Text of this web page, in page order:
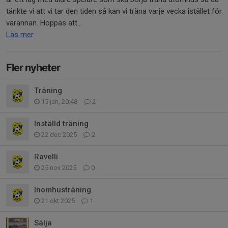
tänkte vi att vi tar den tiden så kan vi träna varje vecka istället för
varannan. Hoppas att...
Läs mer
Fler nyheter
Träning
15 jan, 20:48 2
Inställd träning
22 dec 2025 2
Ravelli
25 nov 2025 0
Inomhusträning
21 okt 2025 1
Sälja